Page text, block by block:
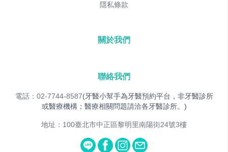
隱私條款
關於我們
聯絡我們
電話：02-7744-8587(牙醫小幫手為牙醫預約平台，非牙醫診所
或醫療機構；醫療相關問題請洽各牙醫診所。)
地址：100臺北市中正區黎明里南陽街24號3樓